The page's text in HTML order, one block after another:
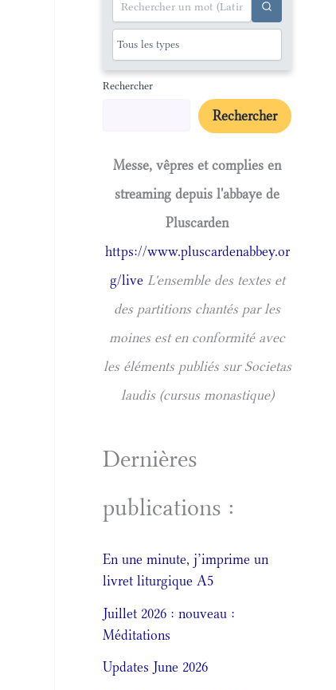
Rechercher
Rechercher
Messe, vêpres et complies en
streaming depuis l'abbaye de
Pluscarden
https://www.pluscardenabbey.or
g/live L'ensemble des textes et
des partitions chantés par les
moines est en conformité avec
les éléments publiés sur Societas
laudis (cursus monastique)
Dernières
publications :
En une minute, j’imprime un
livret liturgique A5
Juillet 2026 : nouveau :
Méditations
Updates June 2026